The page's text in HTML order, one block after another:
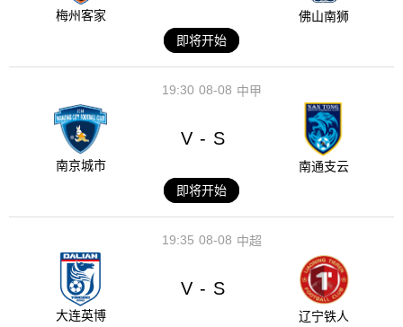
梅州客家
佛山南狮
即将开始
08-08
19:30 中甲
南京城市
V - S
南通支云
即将开始
08-08
19:35 中超
大连英博
V - S
辽宁铁人